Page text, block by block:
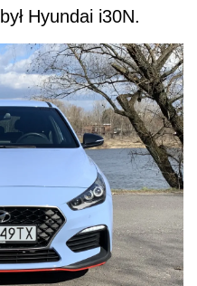
Hyundai i30N.